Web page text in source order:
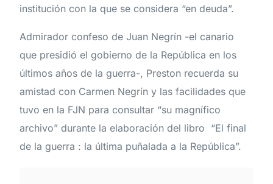
institución con la que se considera “en deuda”.
Admirador confeso de Juan Negrín -el canario
que presidió el gobierno de la República en los
últimos años de la guerra-, Preston recuerda su
amistad con Carmen Negrín y las facilidades que
tuvo en la FJN para consultar “su magnífico
archivo” durante la elaboración del libro “El final
de la guerra : la última puñalada a la República”.